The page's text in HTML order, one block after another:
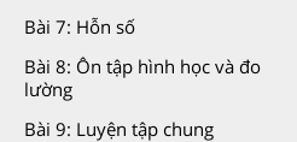
Bài 7: Hỗn số
Bài 8: Ôn tập hình học và đo
lường
Bài 9: Luyện tập chung